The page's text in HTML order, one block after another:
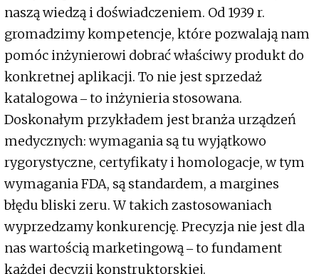
naszą wiedzą i doświadczeniem. Od 1939 r.
gromadzimy kompetencje, które pozwalają nam
pomóc inżynierowi dobrać właściwy produkt do
konkretnej aplikacji. To nie jest sprzedaż
katalogowa ‒ to inżynieria stosowana.
Doskonałym przykładem jest branża urządzeń
medycznych: wymagania są tu wyjątkowo
rygorystyczne, certyfikaty i homologacje, w tym
wymagania FDA, są standardem, a margines
błędu bliski zeru. W takich zastosowaniach
wyprzedzamy konkurencję. Precyzja nie jest dla
nas wartością marketingową ‒ to fundament
każdej decyzji konstruktorskiej.